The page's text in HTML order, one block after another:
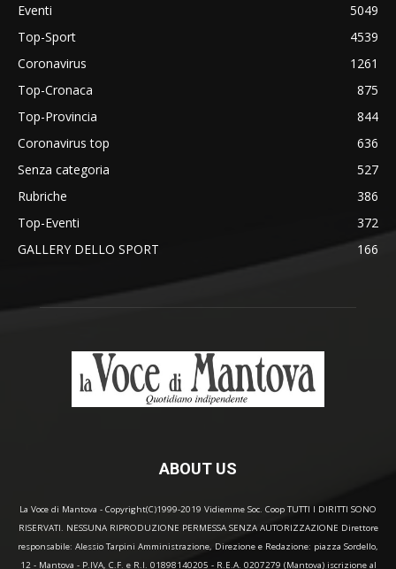
Eventi
5049
Top-Sport
4539
Coronavirus
1261
Top-Cronaca
875
Top-Provincia
844
Coronavirus top
636
Senza categoria
527
Rubriche
386
Top-Eventi
372
GALLERY DELLO SPORT
166
ABOUT US
La Voce di Mantova - Copyright(C)1999-2019 Vidiemme Soc. Coop TUTTI I DIRITTI SONO
RISERVATI. NESSUNA RIPRODUZIONE PERMESSA SENZA AUTORIZZAZIONE Direttore
responsabile: Alessio Tarpini Amministrazione, Direzione e Redazione: piazza Sordello,
12 - Mantova - P.IVA, C.F. e R.I. 01898140205 - R.E.A. 0207279 (Mantova) iscrizione al